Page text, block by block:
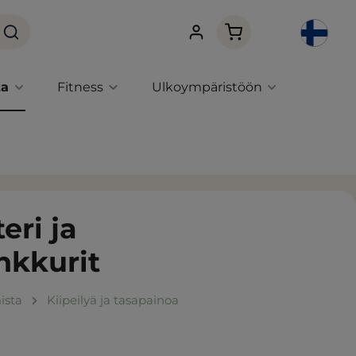
Ostoskori sisältää
Fitness Ulkoympäristöön
ja
Kiipeilyä ja tasapainoa